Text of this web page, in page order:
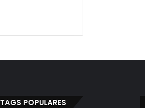
TAGS POPULARES